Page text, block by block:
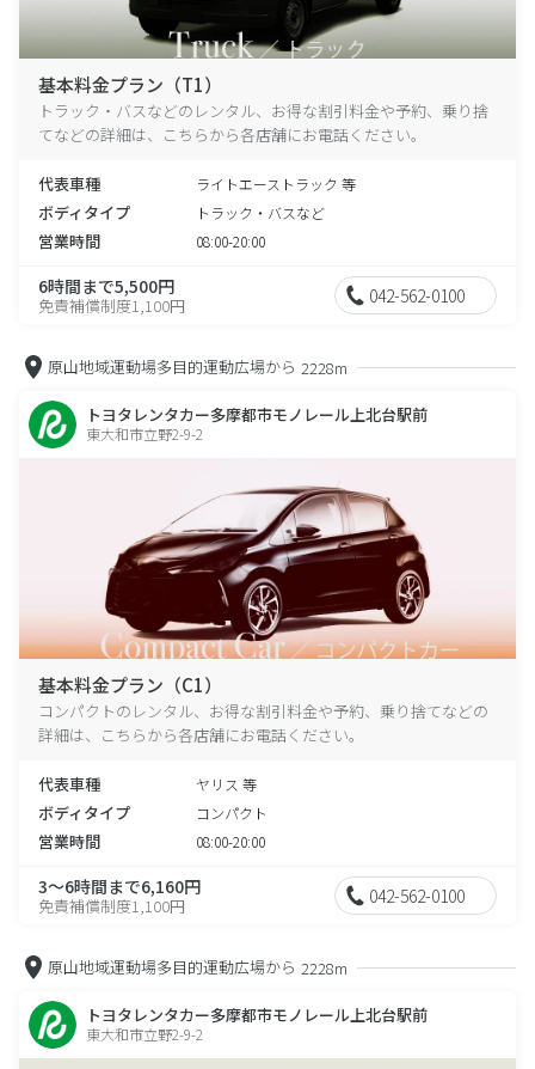
基本料金プラン（T1）
トラック・バスなどのレンタル、お得な割引料金や予約、乗り捨
てなどの詳細は、こちらから各店舗にお電話ください。
代表車種 ライトエーストラック 等
ボディタイプ トラック・バスなど
営業時間 08:00-20:00
6時間まで5,500円
免責補償制度1,100円 042-562-0100
原山地域運動場多目的運動広場から 2228m
トヨタレンタカー多摩都市モノレール上北台駅前
東大和市立野2-9-2
基本料金プラン（C1）
コンパクトのレンタル、お得な割引料金や予約、乗り捨てなどの
詳細は、こちらから各店舗にお電話ください。
代表車種 ヤリス 等
ボディタイプ コンパクト
営業時間 08:00-20:00
3～6時間まで6,160円
免責補償制度1,100円 042-562-0100
原山地域運動場多目的運動広場から 2228m
トヨタレンタカー多摩都市モノレール上北台駅前
東大和市立野2-9-2